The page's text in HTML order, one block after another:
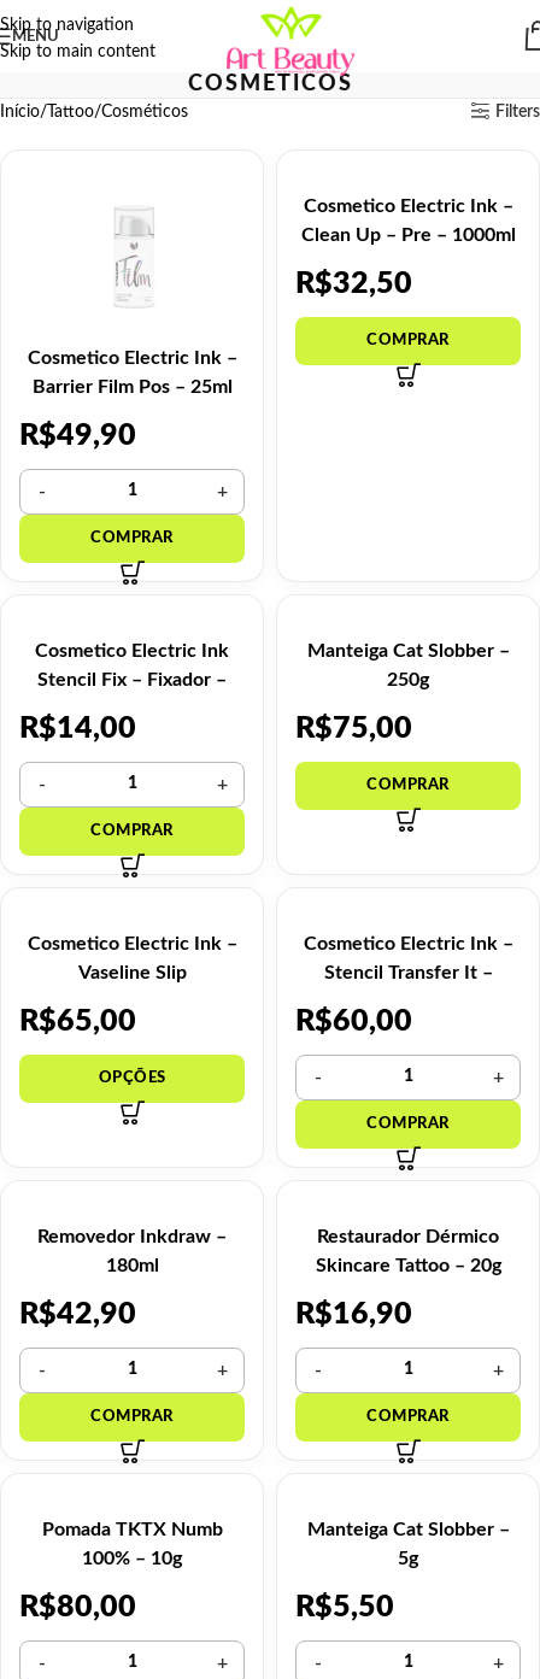
Skip to navigation
Skip to main content
MENU
COSMÉTICOS
Início Tattoo Cosméticos Filters
Cosmetico Electric Ink –
Barrier Film Pos – 25ml
R$49,90
Cosmetico Electric Ink –
Clean Up – Pre – 1000ml
R$32,50
Cosmetico Electric Ink
Stencil Fix – Fixador –
R$14,00
Manteiga Cat Slobber –
250g
R$75,00
Cosmetico Electric Ink –
Vaseline Slip
R$65,00
Cosmetico Electric Ink –
Stencil Transfer It –
R$60,00
Removedor Inkdraw –
180ml
R$42,90
Restaurador Dérmico
Skincare Tattoo – 20g
R$16,90
Pomada TKTX Numb
100% – 10g
R$80,00
Manteiga Cat Slobber –
5g
R$5,50